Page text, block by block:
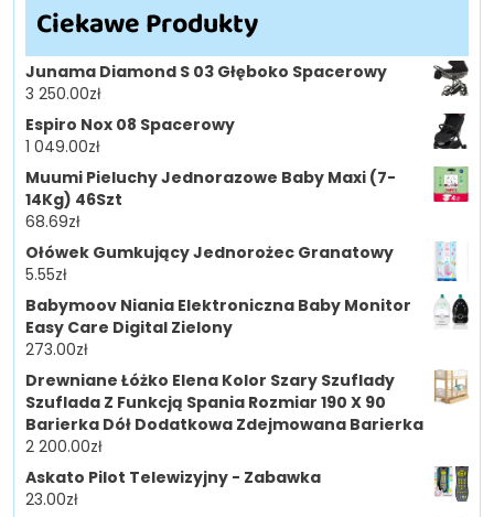
Ciekawe Produkty
Junama Diamond S 03 Głęboko Spacerowy
3 250.00zł
Espiro Nox 08 Spacerowy
1 049.00zł
Muumi Pieluchy Jednorazowe Baby Maxi (7-
14Kg) 46Szt
68.69zł
Ołówek Gumkujący Jednorożec Granatowy
5.55zł
Babymoov Niania Elektroniczna Baby Monitor
Easy Care Digital Zielony
273.00zł
Drewniane Łóżko Elena Kolor Szary Szuflady
Szuflada Z Funkcją Spania Rozmiar 190 X 90
Barierka Dół Dodatkowa Zdejmowana Barierka
2 200.00zł
Askato Pilot Telewizyjny - Zabawka
23.00zł